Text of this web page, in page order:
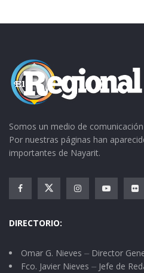
Somos un medio de
Por nuestras páginas han
importantes de Nayarit.
DIRECTORIO:
Omar G. Nieves ⏤ Director
Fco. Javier Nieves ⏤ Jefe de